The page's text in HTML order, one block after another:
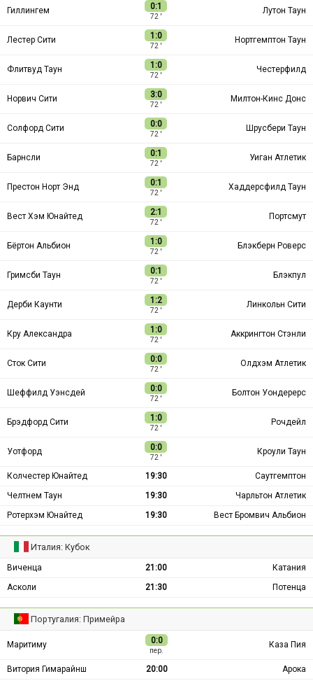
Гиллингем 0:1
72 ′
Лутон Таун
Лестер Сити 1:0
72 ′
Нортгемптон Таун
Флитвуд Таун 1:0
72 ′
Честерфилд
Норвич Сити 3:0
72 ′
Милтон-Кинс Донс
Солфорд Сити 0:0
72 ′
Шрусбери Таун
Барнсли 0:1
72 ′
Уиган Атлетик
Престон Норт Энд 0:1
72 ′
Хаддерсфилд Таун
Вест Хэм Юнайтед 2:1
72 ′
Портсмут
Бёртон Альбион 1:0
72 ′
Блэкберн Роверс
Гримсби Таун 0:1
72 ′
Блэкпул
Дерби Каунти 1:2
72 ′
Линкольн Сити
Кру Александра 1:0
72 ′
Аккрингтон Стэнли
Сток Сити 0:0
72 ′
Олдхэм Атлетик
Шеффилд Уэнсдей 0:0
72 ′
Болтон Уондерерс
Брэдфорд Сити 1:0
72 ′
Рочдейл
Уотфорд 0:0
72 ′
Кроули Таун
Колчестер Юнайтед 19:30
Саутгемптон
Челтнем Таун
19:30
Чарльтон Атлетик
Ротерхэм Юнайтед
19:30 Вест Бромвич Альбион
Италия: Кубок
Виченца 21:00
Катания
Асколи
21:30 Потенца
Португалия: Примейра
Маритиму 0:0
пер.
Каза Пия
Витория Гимарайнш 20:00 Арока